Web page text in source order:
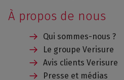
À propos de nous
Qui sommes-nous ?
Le groupe Verisure
Avis clients Verisure
Presse et médias